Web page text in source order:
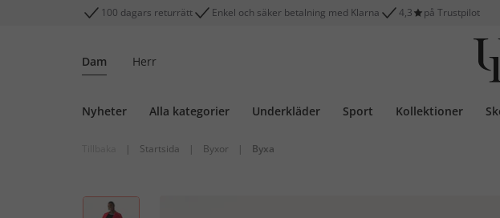
100 dagars returrätt Enkel och säker betalning med Klarna 4,3 på Trustpilot
Dam Herr
Nyheter Alla kategorier Underkläder Sport Kollektioner
| Startsida | Byxor | Byxa